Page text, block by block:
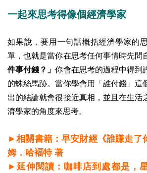
一起來思考得像個經濟學家
如果說，要用一句話概括經濟學家的
單，也就是當你在思考任何事情時先問
件事付錢？」你會在思考的過程中得到
的蛛絲馬跡。當你學會用「誰付錢」這
出的結論就會很接近真相，並且在生活
濟學家的角度來思考。
►相關書籍：早安財經《誰賺走了
姆．哈褔特 著
►延伸閱讀：咖啡店到處都是，